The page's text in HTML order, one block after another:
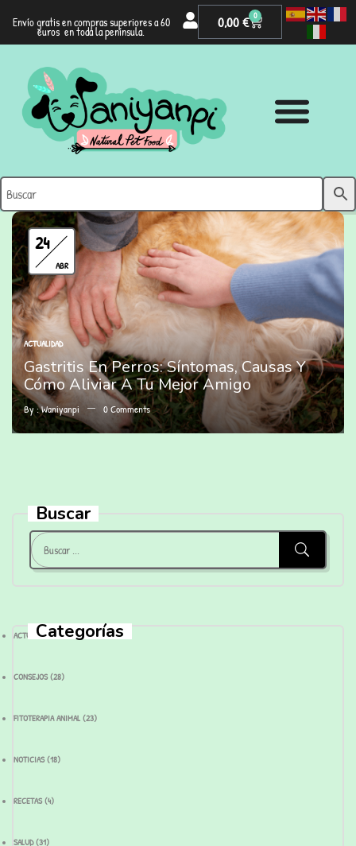
Envío gratis en compras superiores a 60
euros en toda la península.
0,00€ 0
Buscar
Categorías
ACTUALIDAD(28)
CONSEJOS(28)
FITOTERAPIA ANIMAL (23)
NOTICIAS(18)
RECETAS(4)
SALUD(31)
24
ABR
ACTUALIDAD
Gastritis En Perros: Síntomas, Causas Y
Cómo Aliviar A Tu Mejor Amigo
By :Waniyanpi 0Comments